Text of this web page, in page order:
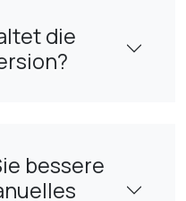
die
bessere